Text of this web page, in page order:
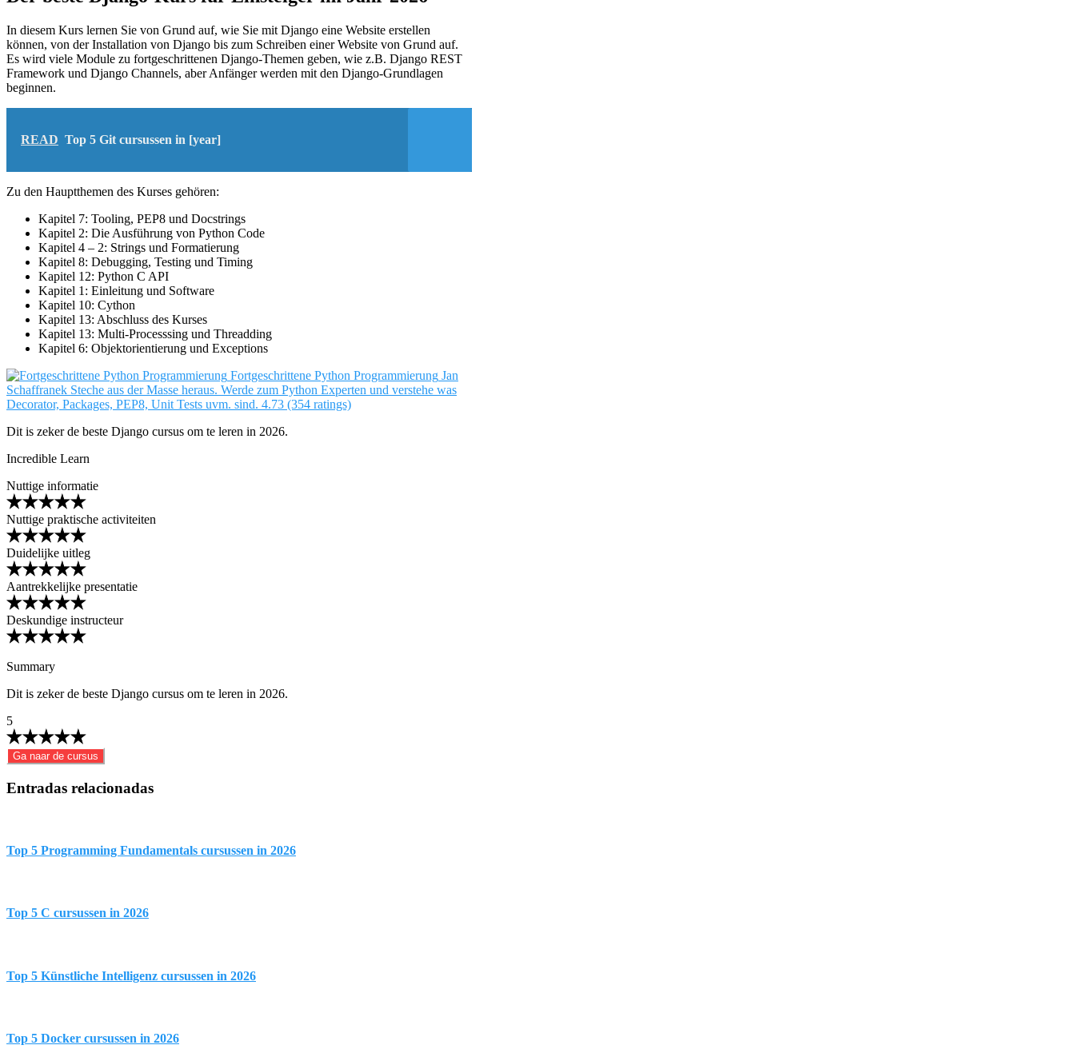
In diesem Kurs lernen Sie von Grund auf, wie Sie mit Django eine Website erstellen
können, von der Installation von Django bis zum Schreiben einer Website von Grund auf.
Es wird viele Module zu fortgeschrittenen Django-Themen geben, wie z.B. Django REST
Framework und Django Channels, aber Anfänger werden mit den Django-Grundlagen
beginnen.
READ Top 5 Git cursussen in [year]
Zu den Hauptthemen des Kurses gehören:
Kapitel 7: Tooling, PEP8 und Docstrings
Kapitel 2: Die Ausführung von Python Code
Kapitel 4 – 2: Strings und Formatierung
Kapitel 8: Debugging, Testing und Timing
Kapitel 12: Python C API
Kapitel 1: Einleitung und Software
Kapitel 10: Cython
Kapitel 13: Abschluss des Kurses
Kapitel 13: Multi-Processsing und Threadding
Kapitel 6: Objektorientierung und Exceptions
Fortgeschrittene Python Programmierung Jan
Schaffranek Steche aus der Masse heraus. Werde zum Python Experten und verstehe was
Decorator, Packages, PEP8, Unit Tests uvm. sind. 4.73 (354 ratings)
Dit is zeker de beste Django cursus om te leren in 2026.
Incredible Learn
Nuttige informatie
Nuttige praktische activiteiten
Duidelijke uitleg
Aantrekkelijke presentatie
Deskundige instructeur
Summary
Dit is zeker de beste Django cursus om te leren in 2026.
5
Ga naar de cursus
Entradas relacionadas
Top 5 Programming Fundamentals cursussen in 2026
Top 5 C cursussen in 2026
Top 5 Künstliche Intelligenz cursussen in 2026
Top 5 Docker cursussen in 2026